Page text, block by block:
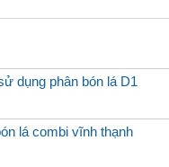
dụng phân bón lá D1
lá combi vĩnh thạnh